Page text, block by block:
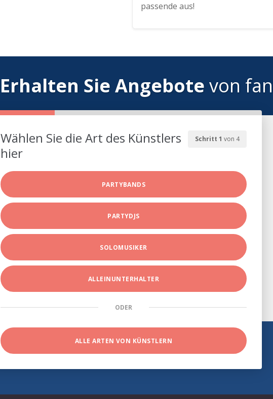
passende aus!
Erhalten Sie Angebote von
Schritt 1 von 4
Wählen Sie die Art des Künstlers
hier
PARTYBANDS
PARTYDJS
SOLOMUSIKER
ALLEINUNTERHALTER
ODER
ALLE ARTEN VON KÜNSTLERN